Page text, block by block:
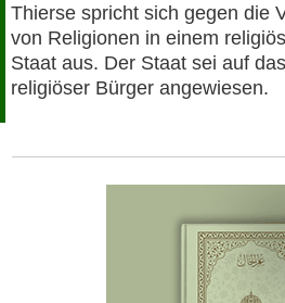
Thierse spricht sich gegen die
von Religionen in einem
Staat aus. Der Staat sei auf
religiöser Bürger angewiesen.